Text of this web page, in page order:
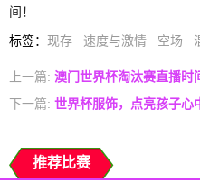
间！
标签： 现存 速度与激情 空场
上一篇: 澳门世界杯淘汰赛直播时
下一篇: 世界杯服饰，点亮孩子心
推荐比赛